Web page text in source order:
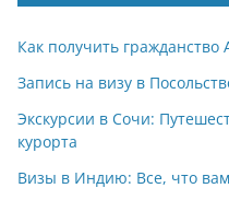
Как получить
Запись на визу в
Экскурсии в Сочи:
курорта
Визы в Индию: Все, что